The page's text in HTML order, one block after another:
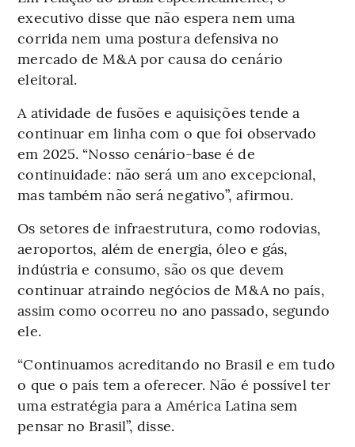
executivo disse que não espera nem uma
corrida nem uma postura defensiva no
mercado de M&A por causa do cenário
eleitoral.
A atividade de fusões e aquisições tende a
continuar em linha com o que foi observado
em 2025. “Nosso cenário-base é de
continuidade: não será um ano excepcional,
mas também não será negativo”, afirmou.
Os setores de infraestrutura, como rodovias,
aeroportos, além de energia, óleo e gás,
indústria e consumo, são os que devem
continuar atraindo negócios de M&A no país,
assim como ocorreu no ano passado, segundo
ele.
“Continuamos acreditando no Brasil e em tudo
o que o país tem a oferecer. Não é possível ter
uma estratégia para a América Latina sem
pensar no Brasil”, disse.